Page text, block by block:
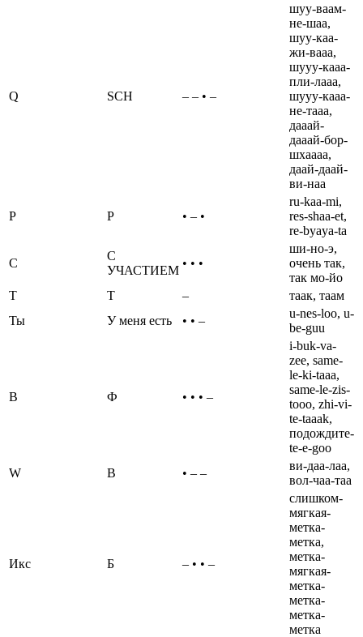
Q SCH – – • –
шуу-ваам-
не-шаа,
шуу-каа-
жи-вааа,
шууу-кааа-
пли-лааа,
шууу-кааа-
не-тааа,
дааай-
дааай-бор-
шхаааа,
даай-даай-
ви-наа
Р Р • – •
ru-kaa-mi,
res-shaa-et,
re-byaya-ta
С
С
УЧАСТИЕМ
• • •
ши-но-э,
очень так,
так мо-йо
Т
Т –
таак, таам
Ты
У меня есть • • –
u-nes-loo, u-
be-guu
В Ф • • • –
i-buk-va-
zee, same-
le-ki-taaa,
same-le-zis-
tooo, zhi-vi-
te-taaak,
подождите-
te-e-goo
W
В • – –
ви-даа-лаа,
вол-чаа-таа
Икс Б – • • –
слишком-
мягкая-
метка-
метка,
метка-
мягкая-
метка-
метка-
метка-
метка